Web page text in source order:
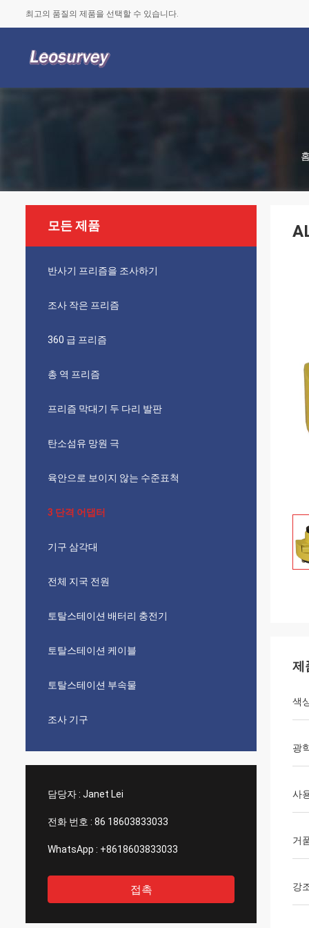
최고의 품질의 제품을 선택할 수 있습니다.
모든 제품
반사기 프리즘을 조사하기
조사 작은 프리즘
360 급 프리즘
총 역 프리즘
프리즘 막대기 두 다리 발판
탄소섬유 망원 극
육안으로 보이지 않는 수준표척
3 단격 어댑터
기구 삼각대
전체 지국 전원
토탈스테이션 배터리 충전기
토탈스테이션 케이블
토탈스테이션 부속물
조사 기구
담당자 : Janet Lei
전화 번호 : 86 18603833033
WhatsApp : +8618603833033
접촉
제
색
광
사
거
강